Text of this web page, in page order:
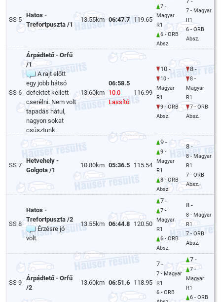
SS 5
Hatos -
Trefortpuszta /1
13.55km 06:47.7 119.65
7 -
Magyar
R1
6 - ORB
Absz.
7 - Magyar
R1
6 - ORB
Absz.
SS 6
Árpádtető - Orfű
/1
A rajt előtt
egy jobb hátsó
defektet kellett
cserélni. Nem volt
tapadás hátul,
nagyon sokat
csúsztunk.
13.60km
06:58.5
10.0
Lassító
116.99
10 -
10 -
Magyar
R1
9 - ORB
Absz.
8 -
8 -
Magyar
R1
7 - ORB
Absz.
SS 7
Hetvehely -
Golgota /1
10.80km 05:36.5 115.54
9 -
9 -
Magyar
R1
8 - ORB
Absz.
8 -
8 - Magyar
R1
7 - ORB
Absz.
SS 8
Hatos -
Trefortpuszta /2
Érzésre jó
volt.
13.55km 06:44.8 120.50
7 -
7 -
Magyar
R1
6 - ORB
Absz.
8 -
8 - Magyar
R1
7 - ORB
Absz.
SS 9
Árpádtető - Orfű
/2
13.60km 06:51.6 118.95
7 -
7 - Magyar
R1
6 - ORB
7 -
7 -
Magyar
R1
6 - ORB